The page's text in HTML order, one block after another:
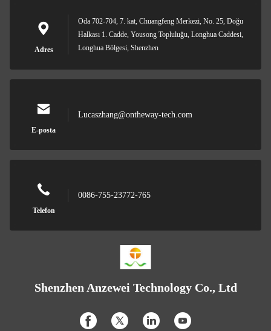
Adres
Oda 702-704, 7. kat, Chuangfeng Merkezi, No. 25, Doğu
Halkası 1. Cadde, Yousong Topluluğu, Longhua Caddesi,
Longhua Bölgesi, Shenzhen
E-posta
Lucaszhang@ontheway-tech.com
Telefon
0086-755-23772-765
Shenzhen Anzewei Technology Co., Ltd